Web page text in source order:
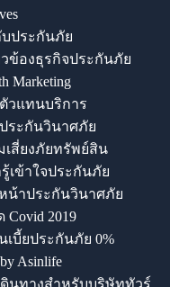
ประกันภัย
ข้องธุรกิจประกันภัย
Marketing
วแทนบริการ
ระกันวินาศภัย
สี่ยงภัยทรัพย์สิน
เข้าใจประกันภัย
น้าประกันวินาศภัย
2019
เบี้ยประกันภัย 0%
Asinlife
นทางสำหรับบริษัททัวร์